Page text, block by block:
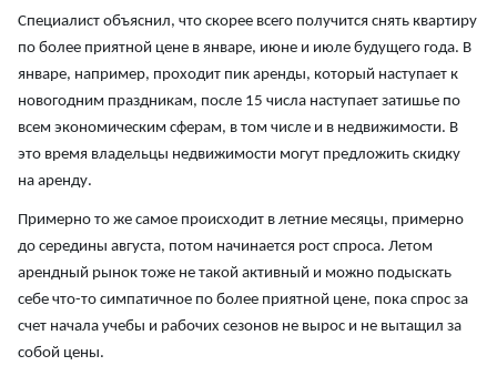
Специалист объяснил, что скорее всего получится снять квартиру
по более приятной цене в январе, июне и июле будущего года. В
январе, например, проходит пик аренды, который наступает к
новогодним праздникам, после 15 числа наступает затишье по
всем экономическим сферам, в том числе и в недвижимости. В
это время владельцы недвижимости могут предложить скидку
на аренду.
Примерно то же самое происходит в летние месяцы, примерно
до середины августа, потом начинается рост спроса. Летом
арендный рынок тоже не такой активный и можно подыскать
себе что-то симпатичное по более приятной цене, пока спрос за
счет начала учебы и рабочих сезонов не вырос и не вытащил за
собой цены.